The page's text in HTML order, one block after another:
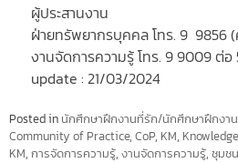
ผู้ประสานงาน
ฝ่ายทรัพยากรบุคคล โทร. 9 9856
งานจัดการความรู้ โทร. 9 9009 ต่
update : 21/03/2024
Posted in นักศึกษาฝึกงานที่รัก/นักศึกษาฝึกงา
Community of Practice, CoP, KM,
KM, การจัดการความรู้, งานจัดการความรู้, ชุมช